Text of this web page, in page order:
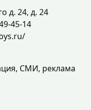
д. 24, д. 24
45-14
СМИ, реклама